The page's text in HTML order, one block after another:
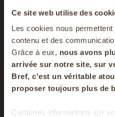
Ce site web utilise des
Les cookies nous
contenu et des
Grâce à eux, nous avons
arrivée sur notre site, sur
Bref, c'est un véritable
proposer toujours plus de
Certaines informations sur
une confiture
des pêches rôties au
un crumble ;
un sorbet maison ;
un smoothie ;
du thé glacé;
pêches au sirop
épices ou au vin.
-20%
en vous